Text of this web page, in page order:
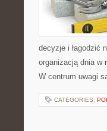
decyzje i łagodzić
organizacją dnia w
W centrum uwagi
CATEGORIES: